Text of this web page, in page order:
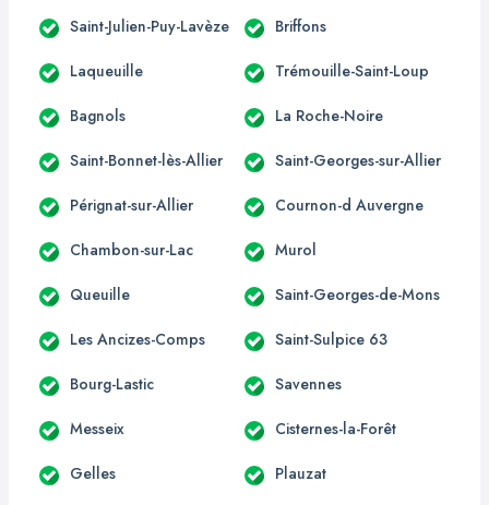
Saint-Julien-Puy-Lavèze Briffons
Laqueuille Trémouille-Saint-Loup
Bagnols La Roche-Noire
Saint-Bonnet-lès-Allier Saint-Georges-sur-Allier
Pérignat-sur-Allier Cournon-d Auvergne
Chambon-sur-Lac Murol
Queuille Saint-Georges-de-Mons
Les Ancizes-Comps Saint-Sulpice 63
Bourg-Lastic Savennes
Messeix Cisternes-la-Forêt
Gelles Plauzat